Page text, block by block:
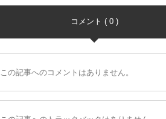
コメント ( 0 )
この記事へのコメントはありません。